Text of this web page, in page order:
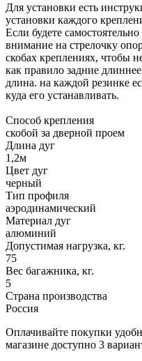
Для установки есть
установки каждого
Если будете
внимание на стрелочку
скобах креплениях, чтобы
как правило задние
длина. на каждой резинке
куда его устанавливать.
Способ крепления
скобой за дверной проем
Длина дуг
1,2м
Цвет дуг
черный
Тип профиля
аэродинамический
Материал дуг
алюминий
Допустимая нагрузка, кг.
75
Вес багажника, кг.
5
Страна производства
Россия
Оплачивайте покупки
магазине доступно 3